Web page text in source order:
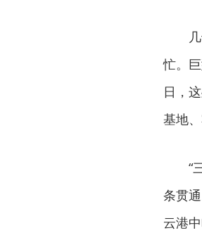
忙。
日，
基地
“
条贯
云港